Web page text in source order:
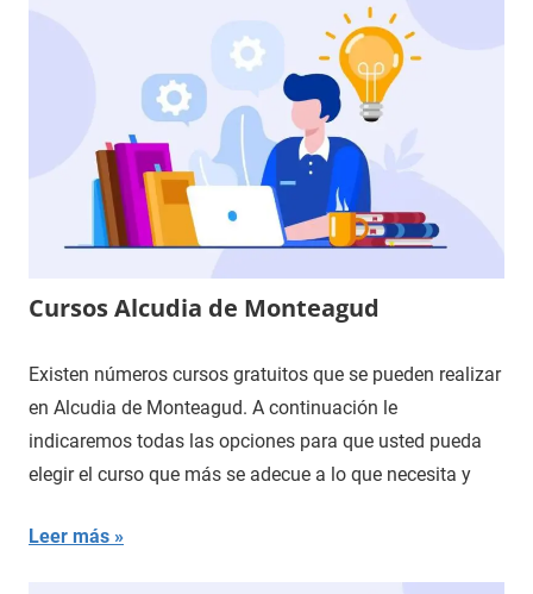
Cursos Alcudia de Monteagud
Existen números cursos gratuitos que se pueden realizar
en Alcudia de Monteagud. A continuación le
indicaremos todas las opciones para que usted pueda
elegir el curso que más se adecue a lo que necesita y
Leer más